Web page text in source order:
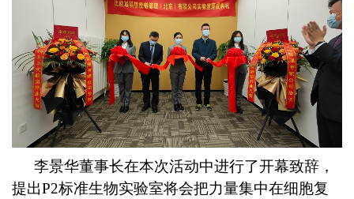
李景华董事长在本次活动中进行了开幕致辞，
提出P2标准生物实验室将会把力量集中在细胞复